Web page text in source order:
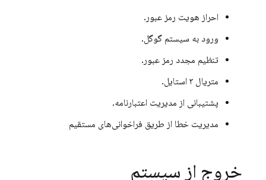
احراز هویت رمز عبور.
ورود به سیستم گوگل.
تنظیم مجدد رمز عبور.
متریال ۳ استایل.
پشتیبانی از مدیریت اعتبارنامه.
مدیریت خطا از طریق فراخوانی‌های مستقیم
خروج از سیستم